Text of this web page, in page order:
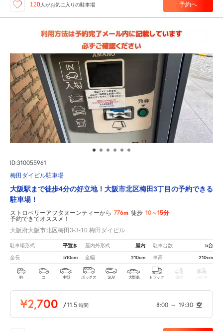
120人がお気に入りの駐車場 予約へ
ID:310055961
梅田ダイビル駐車場
大阪駅まで徒歩4分の好立地！大阪市北区梅田3丁目の予約できる
駐車場！
ストロベリーアフタヌーンティーから 776m 徒歩 10～15分
予約できてオススメ！
大阪府大阪市北区梅田3-3-10 梅田ダイビル
駐車場形式 平置き 屋内外形式 屋内 駐車台数 5台
全長 510cm 全幅 210cm 車高 210cm
軽 コ 中型 ボックス SUV 大型車 トラック 原付 バイク
¥2,700 /11.5 時間 8:00 ～ 19:30 空